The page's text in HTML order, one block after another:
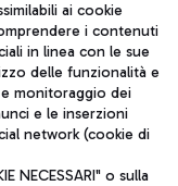
ai cookie
i contenuti
in linea con le sue
delle funzionalità e
monitoraggio dei
e le inserzioni
network (cookie di
NECESSARI" o sulla